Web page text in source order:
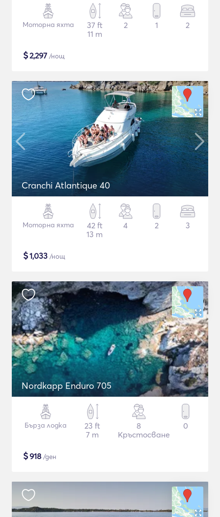
Моторна яхта
37 ft
11 m
2 1 2
$2,297 /нощ
Cranchi Atlantique 40
Моторна яхта
42 ft
13 m
4 2 3
$1,033 /нощ
Nordkapp Enduro 705
Бърза лодка
23 ft
7 m
8
Кръстосване
0
$918 /ден